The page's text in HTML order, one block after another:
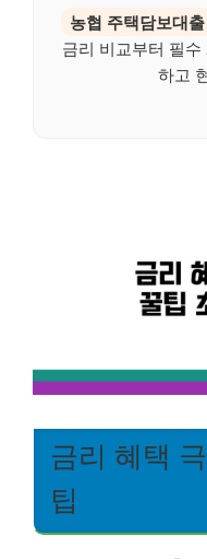
농협 주택담보대출
금리 비교부터 필
하고
금리 혜택
팁